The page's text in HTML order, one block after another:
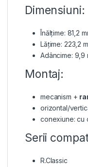
Dimensiuni:
Înălțime: 81,2
Lățime: 223,2
Adâncime: 9,9
Montaj:
mecanism +
orizontal/
conexiune: cu
Serii
R.Classic